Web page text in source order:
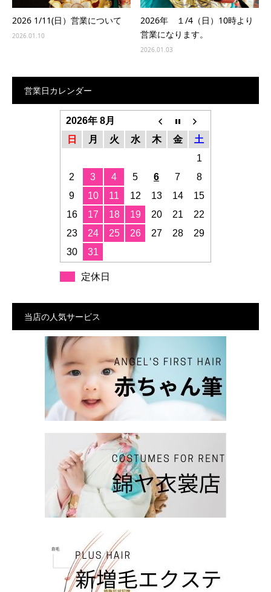
2026 1/11(日）営業について
2026.01.10
2026年 １/4（日）10時より
営業になります。
2026.01.03
営業日カレンダー
2026年 8月
日
月 火 水 木 金
土
1
2
3 4 5 6 7
8
9
10 11 12 13 14
15
16
17 18 19 20 21
22
23
24 25 26 27 28
29
30
31
定休日
当店の人気サービス